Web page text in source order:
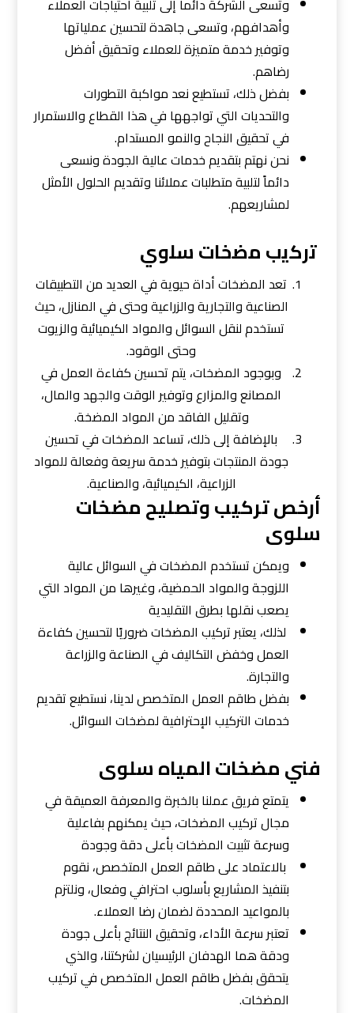
وتسعى الشركة دائما إلى تلبية احتياجات العملاء
وأهدافهم، وتسعى جاهدة لتحسين عملياتها
وتوفير خدمة متميزة للعملاء وتحقيق أفضل
رضاهم.
بفضل ذلك، تستطيع نعد مواكبة التطورات
والتحديات التي تواجهها في هذا القطاع والاستمرار
في تحقيق النجاح والنمو المستدام.
نحن نهتم بتقديم خدمات عالية الجودة ونسعى
دائماً لتلبية متطلبات عملائنا وتقديم الحلول الأمثل
لمشاريعهم.
ﺗرﻛﻳب ﻣﺿﺧﺎت ﺳﻠوي
تعد المضخات أداة حيوية في العديد من التطبيقات
الصناعية والتجارية والزراعية وحتى في المنازل، حيث
تستخدم لنقل السوائل والمواد الكيميائية والزيوت
وحتى الوقود.
وبوجود المضخات، يتم تحسين كفاءة العمل في
المصانع والمزارع وتوفير الوقت والجهد والمال،
وتقليل الفاقد من المواد المضخة.
بالإضافة إلى ذلك، تساعد المضخات في تحسين
جودة المنتجات بتوفير خدمة سريعة وفعالة للمواد
الزراعية، الكيميائية، والصناعية.
أرخص تركيب وتصليح مضخات
سلوى
ويمكن تستخدم المضخات في السوائل عالية
اللزوجة والمواد الحمضية، وغيرها من المواد التي
يصعب نقلها بطرق التقليدية
لذلك، يعتبر تركيب المضخات ضروريًا لتحسين كفاءة
العمل وخفض التكاليف في الصناعة والزراعة
والتجارة.
بفضل طاقم العمل المتخصص لدينا، نستطيع تقديم
خدمات التركيب الإحترافية لمضخات السوائل.
فني مضخات المياه سلوى
يتمتع فريق عملنا بالخبرة والمعرفة العميقة في
مجال تركيب المضخات، حيث يمكنهم بفاعلية
وسرعة تثبيت المضخات بأعلى دقة وجودة
بالاعتماد على طاقم العمل المتخصص، نقوم
بتنفيذ المشاريع بأسلوب احترافي وفعال، ونلتزم
بالمواعيد المحددة لضمان رضا العملاء.
تعتبر سرعة الأداء، وتحقيق النتائج بأعلى جودة
ودقة هما الهدفان الرئيسيان لشركتنا، والذي
يتحقق بفضل طاقم العمل المتخصص في تركيب
المضخات.